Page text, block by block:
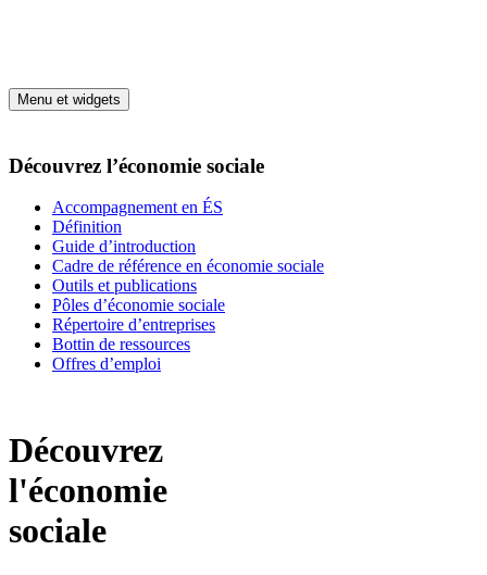
Menu et widgets
Découvrez l’économie sociale
Accompagnement en ÉS
Définition
Guide d’introduction
Cadre de référence en économie sociale
Outils et publications
Pôles d’économie sociale
Répertoire d’entreprises
Bottin de ressources
Offres d’emploi
Découvrez
l'économie
sociale